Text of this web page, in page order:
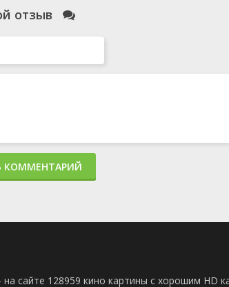
отзыв
КОММЕНТАРИЙ
сайте 128959 кино картины с хорошим HD